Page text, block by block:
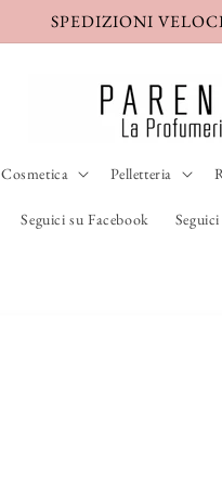
SPEDIZIONI
Cosmetica Pelletteria
Seguici su Facebook